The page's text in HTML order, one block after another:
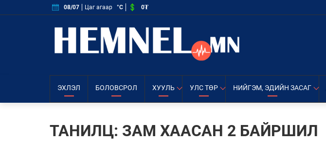
08/07 Цаг агаар °C 0₮
ЭХЛЭЛ БОЛОВСРОЛ ХУУЛЬ УЛС ТӨР НИЙГЭМ, ЭДИЙН ЗАСАГ
ТАНИЛЦ: ЗАМ ХААСАН 2 БАЙРШИЛ